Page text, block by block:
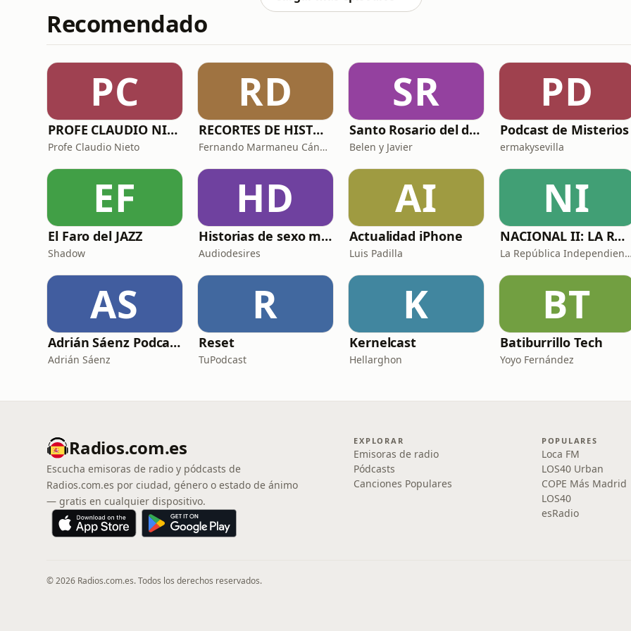
Recomendado
PC
PROFE CLAUDIO NIETO
Profe Claudio Nieto
RD
RECORTES DE HISTORIA Y CIENCIA
Fernando Marmaneu Cánovas
SR
Santo Rosario del día. 🙏 Reza con nosotros en castellano 🇪🇸
Belen y Javier
PD
Podcast de Misterios
ermakysevilla
EF
El Faro del JAZZ
Shadow
HD
Historias de sexo muy intensas y calientes
Audiodesires
AI
Actualidad iPhone
Luis Padilla
NI
NACIONAL II: LA RUTA DEL EXILIO
La República Independiente de la Radio
AS
Adrián Sáenz Podcast
Adrián Sáenz
R
Reset
TuPodcast
K
Kernelcast
Hellarghon
BT
Batiburrillo Tech
Yoyo Fernández
Radios.com.es
Escucha emisoras de radio y pódcasts de
Radios.com.es por ciudad, género o estado de ánimo
— gratis en cualquier dispositivo.
EXPLORAR
Emisoras de radio
Pódcasts
Canciones Populares
POPULARES
Loca FM
LOS40 Urban
COPE Más Madrid
LOS40
esRadio
© 2026 Radios.com.es. Todos los derechos reservados.